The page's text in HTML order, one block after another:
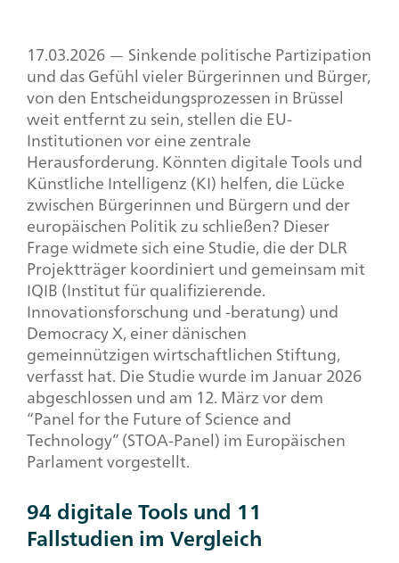
17.03.2026 — Sinkende politische Partizipation
und das Gefühl vieler Bürgerinnen und Bürger,
von den Entscheidungsprozessen in Brüssel
weit entfernt zu sein, stellen die EU-
Institutionen vor eine zentrale
Herausforderung. Könnten digitale Tools und
Künstliche Intelligenz (KI) helfen, die Lücke
zwischen Bürgerinnen und Bürgern und der
europäischen Politik zu schließen? Dieser
Frage widmete sich eine Studie, die der DLR
Projektträger koordiniert und gemeinsam mit
IQIB (Institut für qualifizierende.
Innovationsforschung und -beratung) und
DemocracyX, einer dänischen
gemeinnützigen wirtschaftlichen Stiftung,
verfasst hat. Die Studie wurde im Januar 2026
abgeschlossen und am 12. März vor dem
“Panel for the Future of Science and
Technology” (STOA-Panel) im Europäischen
Parlament vorgestellt.
94 digitale Tools und 11
Fallstudien im Vergleich